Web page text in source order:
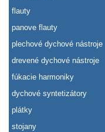
flauty
panove flauty
plechové dychové nástroje
drevené dychové nástroje
fúkacie harmoniky
dychové syntetizátory
plátky
stojany